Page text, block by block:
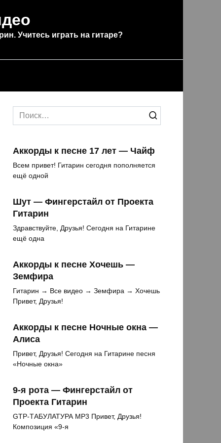
Учитесь играть на гитаре?
Search
for:
Аккорды к песне 17 лет — Чайф
Всем привет! Гитарин сегодня пополняется
ещё одной
Шут — Фингерстайл от Проекта
Гитарин
Здравствуйте, Друзья! Сегодня на Гитарине
ещё одна
Аккорды к песне Хочешь —
Земфира
Гитарин → Все видео → Земфира → Хочешь
Привет, Друзья!
Аккорды к песне Ночные окна —
Алиса
Привет, Друзья! Сегодня на Гитарине песня
«Ночные окна»
9-я рота — Фингерстайл от
Проекта Гитарин
GTP-ТАБУЛАТУРА MP3 Привет, Друзья!
Композиция «9-я